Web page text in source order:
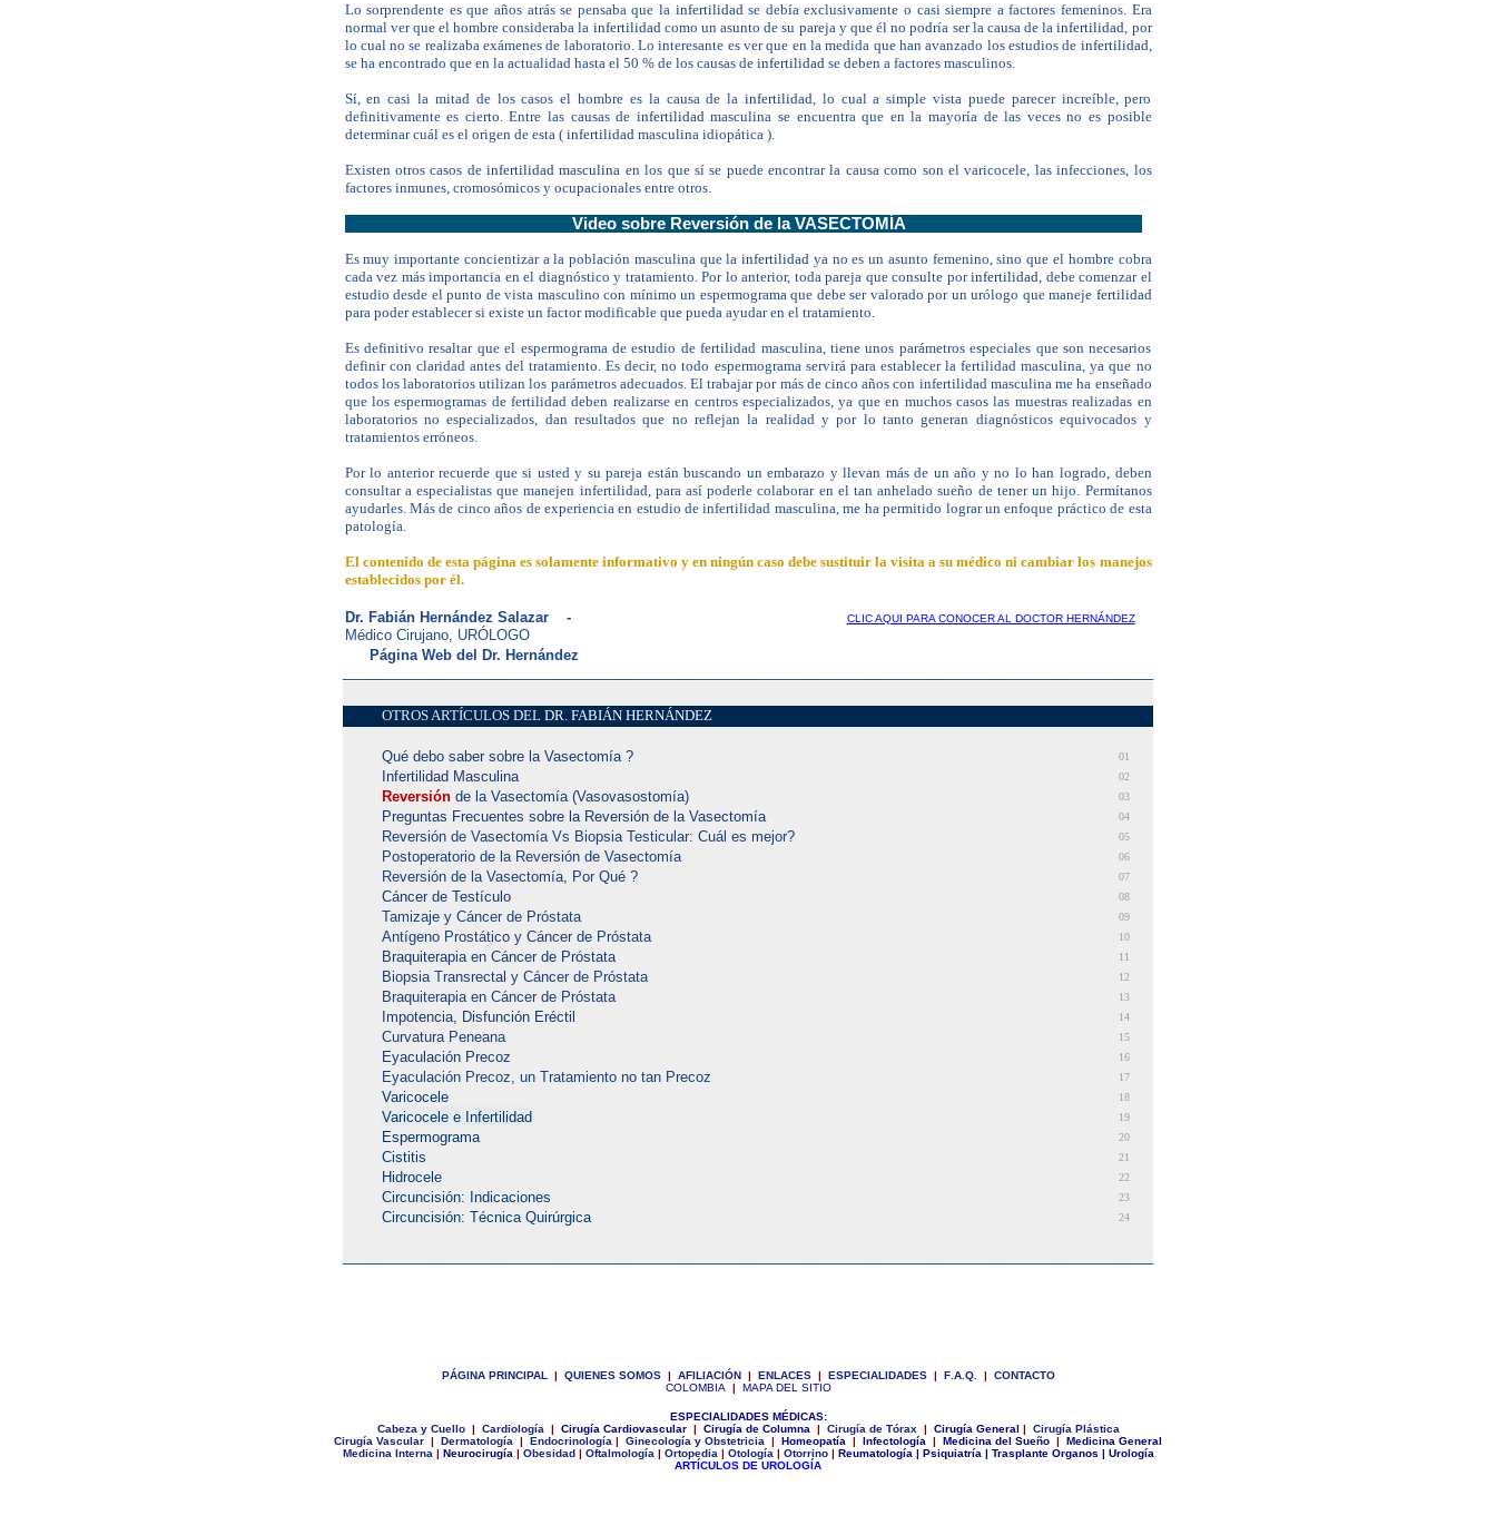
Lo sorprendente es que años atrás se pensaba que la infertilidadse debía exclusivamente o casi siempre a factores femeninos. Era
normal ver que el hombre consideraba la infertilidadcomo un asunto de su pareja y que él no podría ser la causa de lainfertilidad, por
lo cual no se realizaba exámenes de laboratorio. Lo interesante es ver que en la medida que han avanzado los estudios de infertilidad,
se ha encontrado que en la actualidad hasta el 50 % de los causas de infertilidadse deben a factores masculinos.
Sí, en casi la mitad de los casos el hombre es la causa de la infertilidad, lo cual a simple vista puede parecer increíble, pero
definitivamente es cierto. Entre las causas de infertilidadmasculina se encuentra que en la mayoría de las veces no es posible
determinar cuál es el origen de esta ( infertilidadmasculina idiopática ).
Existen otros casos deinfertilidad masculina en los que sí se puede encontrar la causa como son el varicocele, las infecciones, los
factores inmunes, cromosómicos y ocupacionales entre otros.
Video sobre Reversión de la VASECTOMÍA
Es muy importante concientizar a la población masculina que lainfertilidad ya no es un asunto femenino, sino que el hombre cobra
cada vez más importancia en el diagnóstico y tratamiento. Por lo anterior, toda pareja que consulte porinfertilidad, debe comenzar el
estudio desde el punto de vista masculino con mínimo un espermograma que debe ser valorado por un urólogo que maneje fertilidad
para poder establecer si existe un factor modificable que pueda ayudar en el tratamiento.
Es definitivo resaltar que el espermograma de estudio de fertilidad masculina, tiene unos parámetros especiales que son necesarios
definir con claridad antes del tratamiento. Es decir, no todo espermograma servirá para establecer la fertilidad masculina, ya que no
todos los laboratorios utilizan los parámetros adecuados. El trabajar por más de cinco años con infertilidad masculina me ha enseñado
que los espermogramas de fertilidad deben realizarse en centros especializados, ya que en muchos casos las muestras realizadas en
laboratorios no especializados, dan resultados que no reflejan la realidad y por lo tanto generan diagnósticos equivocados y
tratamientos erróneos.
Por lo anterior recuerde que si usted y su pareja están buscando un embarazo y llevan más de un año y no lo han logrado, deben
consultar a especialistas que manejen infertilidad, para así poderle colaborar en el tan anhelado sueño de tener un hijo. Permítanos
ayudarles. Más de cinco años de experiencia en estudio de infertilidad masculina, me ha permitido lograr un enfoque práctico de esta
patología.
El contenido de esta página es solamente informativo y en ningún caso debe sustituir la visita a su médico ni cambiar los manejos
establecidos por él.
Dr. Fabián Hernández Salazar - CLIC AQUI PARA CONOCER AL DOCTOR HERNÁNDEZ
Médico Cirujano, URÓLOGO
Página Web del Dr. Hernández
OTROS ARTÍCULOS DEL DR. FABIÁN HERNÁNDEZ
Qué debo saber sobre la Vasectomía ? 01
Infertilidad Masculina 02
Reversión de la Vasectomía (Vasovasostomía) 03
Preguntas Frecuentes sobre la Reversión de la Vasectomía 04
Reversión de Vasectomía Vs Biopsia Testicular: Cuál es mejor? 05
Postoperatorio de la Reversión de Vasectomía 06
Reversión de la Vasectomía, Por Qué ? 07
Cáncer de Testículo 08
Tamizaje y Cáncer de Próstata 09
Antígeno Prostático y Cáncer de Próstata 10
Braquiterapia en Cáncer de Próstata 11
Biopsia Transrectal y Cáncer de Próstata 12
Braquiterapia en Cáncer de Próstata 13
Impotencia, Disfunción Eréctil 14
Curvatura Peneana 15
Eyaculación Precoz 16
Eyaculación Precoz, un Tratamiento no tan Precoz 17
Varicocele 18
Varicocele e Infertilidad 19
Espermograma 20
Cistitis 21
Hidrocele 22
Circuncisión: Indicaciones 23
Circuncisión: Técnica Quirúrgica 24
PÁGINA PRINCIPAL | QUIENES SOMOS | AFILIACIÓN | ENLACES | ESPECIALIDADES | F. A. Q. | CONTACTO
COLOMBIA
| MAPA DEL SITIO
ESPECIALIDADES MÉDICAS:
Cabeza y Cuello | Cardiología | Cirugía Cardiovascular | Cirugía de Columna | Cirugía de Tórax | Cirugía General |
Cirugía Plástica
Cirugía Vascular | Dermatología | Endocrinología | Ginecología y Obstetricia | Homeopatía | Infectología | Medicina del Sueño |
Medicina General
Medicina Interna | Neurocirugía | Obesidad | Oftalmología | Ortopedia | Otología | Otorrino | Reumatología | Psiquiatría | Trasplante Organos | Urología
ARTÍCULOS DE UROLOGÍA